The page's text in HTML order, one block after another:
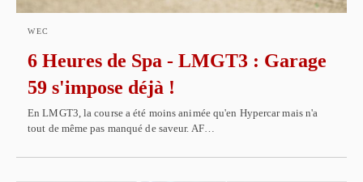
WEC
6 Heures de Spa - LMGT3 : Garage
59 s'impose déjà !
En LMGT3, la course a été moins animée qu'en Hypercar mais n'a
tout de même pas manqué de saveur. AF…